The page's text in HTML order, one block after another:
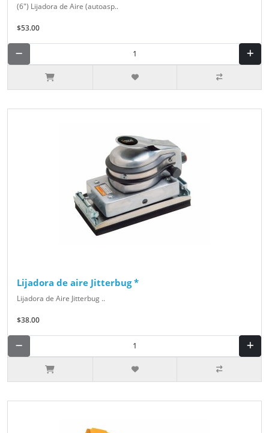
(6") Lijadora de Aire (autoasp..
$53.00
Lijadora de aire Jitterbug *
Lijadora de Aire Jitterbug ..
$38.00